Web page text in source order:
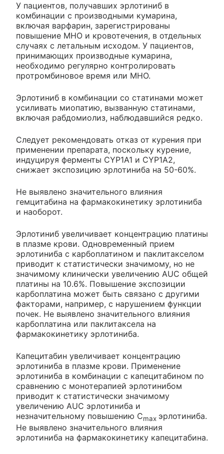
У пациентов, получавших эрлотиниб в
комбинации с производными кумарина,
включая варфарин, зарегистрированы
повышение МНО и кровотечения, в отдельных
случаях с летальным исходом. У пациентов,
принимающих производные кумарина,
необходимо регулярно контролировать
протромбиновое время или МНО.
Эрлотиниб в комбинации со статинами может
усиливать миопатию, вызванную статинами,
включая рабдомиолиз, наблюдавшийся редко.
Следует рекомендовать отказ от курения при
применении препарата, поскольку курение,
индуцируя ферменты CYP1A1 и CYP1A2,
снижает экспозицию эрлотиниба на 50-60%.
Не выявлено значительного влияния
гемцитабина на фармакокинетику эрлотиниба
и наоборот.
Эрлотиниб увеличивает концентрацию платины
в плазме крови. Одновременный прием
эрлотиниба с карбоплатином и паклитакселом
приводит к статистически значимому, но не
значимому клинически увеличению AUC общей
платины на 10.6%. Повышение экспозиции
карбоплатина может быть связано с другими
факторами, например, с нарушением функции
почек. Не выявлено значительного влияния
карбоплатина или паклитаксела на
фармакокинетику эрлотиниба.
Капецитабин увеличивает концентрацию
эрлотиниба в плазме крови. Применение
эрлотиниба в комбинации с капецитабином по
сравнению с монотерапией эрлотинибом
приводит к статистически значимому
увеличению AUC эрлотиниба и
незначительному повышению Cmax эрлотиниба.
Не выявлено значительного влияния
эрлотиниба на фармакокинетику капецитабина.